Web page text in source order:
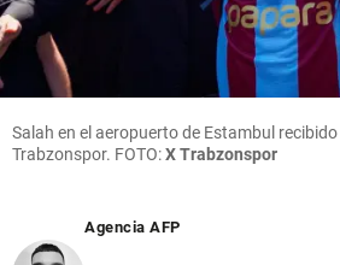
Salah en el aeropuerto de Estambul
Trabzonspor. FOTO:X Trabzonspor
Agencia AFP